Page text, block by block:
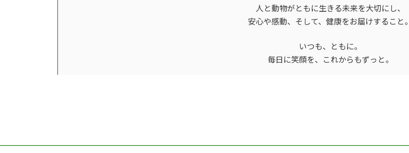
人と動物がともに生きる未来を大切にし、
安心や感動、そして、健康をお届けすること。
いつも、ともに。
毎日に笑顔を、これからもずっと。